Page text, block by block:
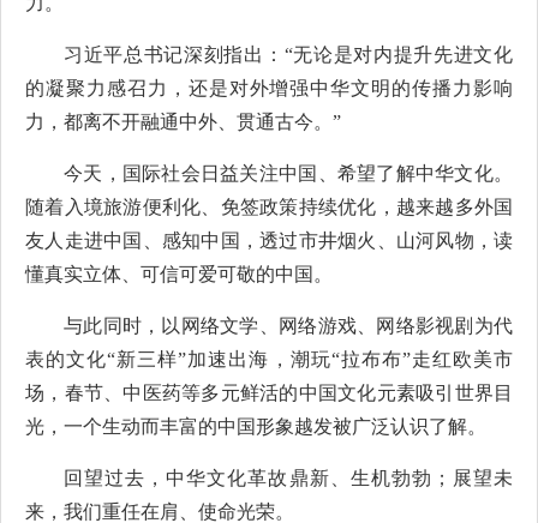
习近平总书记深刻指出：“无论是对内提升先进文化
的凝聚力感召力，还是对外增强中华文明的传播力影响
力，都离不开融通中外、贯通古今。”
今天，国际社会日益关注中国、希望了解中华文化。
随着入境旅游便利化、免签政策持续优化，越来越多外国
友人走进中国、感知中国，透过市井烟火、山河风物，读
懂真实立体、可信可爱可敬的中国。
与此同时，以网络文学、网络游戏、网络影视剧为代
表的文化“新三样”加速出海，潮玩“拉布布”走红欧美市
场，春节、中医药等多元鲜活的中国文化元素吸引世界目
光，一个生动而丰富的中国形象越发被广泛认识了解。
回望过去，中华文化革故鼎新、生机勃勃；展望未
来，我们重任在肩、使命光荣。